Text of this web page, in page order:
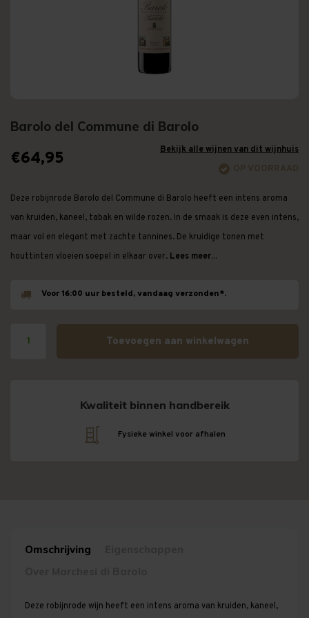
Barolo del Commune di Barolo
€64,95
Bekijk alle wijnen van dit wijnhuis
OP VOORRAAD
Deze robijnrode Barolo del Commune di Barolo heeft een intens aroma
van kruiden, kaneel, tabak en wilde rozen. In de smaak is deze even intens,
maar vol en elegant met zachte tannines. De kruidige tonen met
houttinten vloeien soepel in elkaar over. Lees meer...
Voor 16:00 uur besteld, vandaag verzonden*.
Toevoegen aan winkelwagen
Kwaliteit binnen handbereik
Fysieke winkel voor afhalen
Omschrijving
Deze robijnrode wijn heeft een intens aroma van kruiden, kaneel,